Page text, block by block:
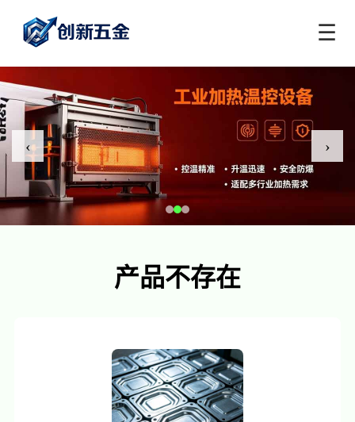
☰
‹ ›
产品不存在